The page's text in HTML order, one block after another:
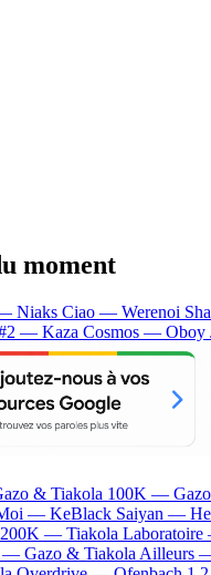
moment
Niaks Ciao — Werenoi
— Kaza Cosmos — Oboy
& Tiakola 100K — Gazo
— KeBlack Saiyan —
200K — Tiakola
— Gazo & Tiakola Ailleurs